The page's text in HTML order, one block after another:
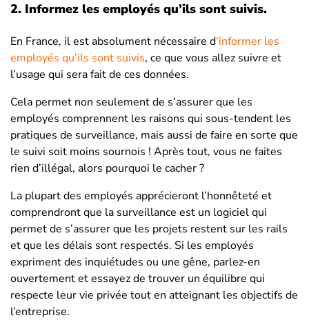
2. Informez les employés qu’ils sont suivis.
En France, il est absolument nécessaire d‘informer les
employés qu’ils sont suivis, ce que vous allez suivre et
l’usage qui sera fait de ces données.
Cela permet non seulement de s’assurer que les
employés comprennent les raisons qui sous-tendent les
pratiques de surveillance, mais aussi de faire en sorte que
le suivi soit moins sournois ! Après tout, vous ne faites
rien d’illégal, alors pourquoi le cacher ?
La plupart des employés apprécieront l’honnêteté et
comprendront que la surveillance est un logiciel qui
permet de s’assurer que les projets restent sur les rails
et que les délais sont respectés. Si les employés
expriment des inquiétudes ou une gêne, parlez-en
ouvertement et essayez de trouver un équilibre qui
respecte leur vie privée tout en atteignant les objectifs de
l’entreprise.